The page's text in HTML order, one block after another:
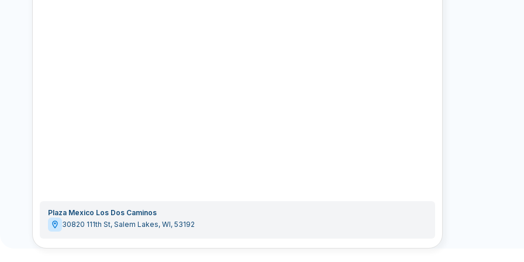
Plaza Mexico Los Dos Caminos
30820 111th St, Salem Lakes, WI, 53192